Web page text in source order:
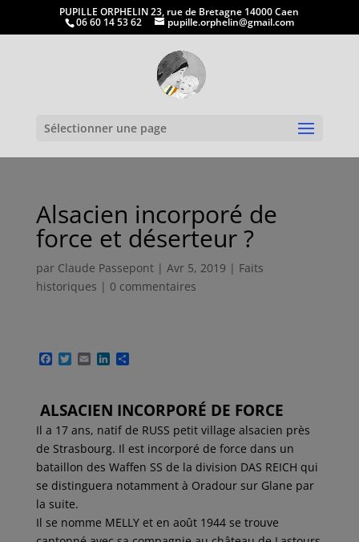
PUPILLE ORPHELIN 23, rue de Bretagne 14000 Caen
06 60 14 53 62 pupille.orphelin@gmail.com
Sélectionner une page
Alsacien incorporé de
force et déserteur ?
par Claude Passepont| Avr 5, 2019 | Faits
historiques | 0 commentaires
F
b
o
o
k
T
t
r
E
l
L
e
d
I
n
P
a
g
e
r
ALSACIEN INCORPORÉ DE FORCE
Il a 17 ans, natif de RUSS petit village alsacien près
de Strasbourg. Il est incorporé de force dans un
bataillon des Waffen SS de la division DAS REICH qui
se distinguera notamment à Oradour sur Glane par
la suite.
Il se nomme MELLY et en août 1944 se trouve